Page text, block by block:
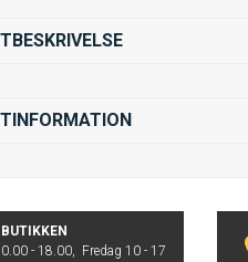
- 18.00, Fredag 10 - 17